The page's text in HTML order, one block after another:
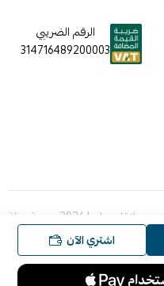
اشتري الآن
الرقم الضريبي
314716489200003
صنع بإتقان على | 2026 منصة سلة